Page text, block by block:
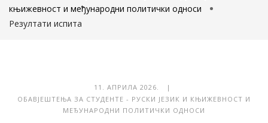
књижевност и међународни политички односи
Резултати испита
11. АПРИЛА 2026. |
ОБАВЈЕШТЕЊА ЗА СТУДЕНТЕ - РУСКИ ЈЕЗИК И КЊИЖЕВНОСТ И
МЕЂУНАРОДНИ ПОЛИТИЧКИ ОДНОСИ